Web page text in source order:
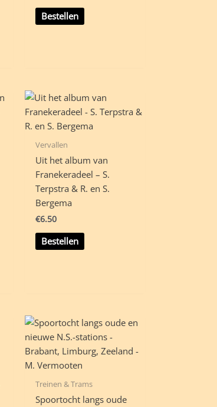
Bestellen
Vervallen
Uit het album van
Franekeradeel – S.
Terpstra & R. en S.
Bergema
€6.50
Bestellen
Treinen & Trams
Spoortocht langs oude